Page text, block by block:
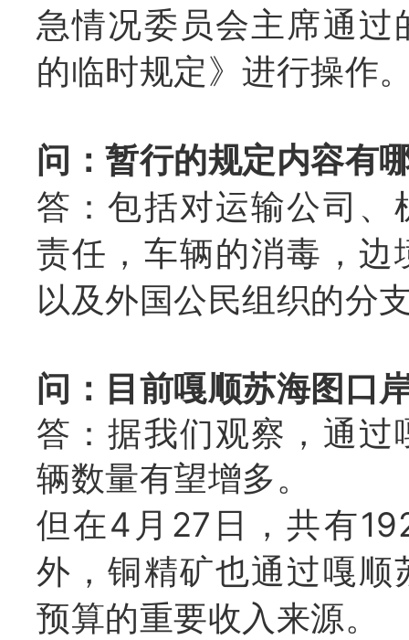
急情况委员会主席通
的临时规定》进行操作
问：暂行的规定内容有
答：包括对运输公司
责任，车辆的消毒，
以及外国公民组织的分
问：目前嘎顺苏海图口
答：据我们观察，通
辆数量有望增多。
但在4月27日，共有
外，铜精矿也通过嘎
预算的重要收入来源。